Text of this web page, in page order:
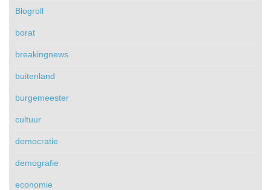
Blogroll
borat
breakingnews
buitenland
burgemeester
cultuur
democratie
demografie
economie